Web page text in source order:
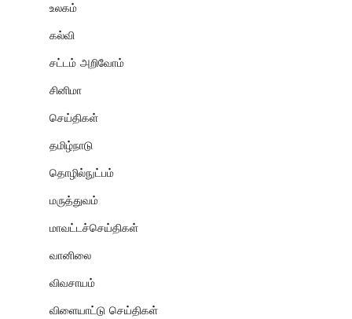
உலகம்
கல்வி
சட்டம் அறிவோம்
சினிமா
செய்திகள்
தமிழ்நாடு
தொழில்நுட்பம்
மருத்துவம்
மாவட்டச்செய்திகள்
வானிலை
விவசாயம்
விளையாட்டு செய்திகள்